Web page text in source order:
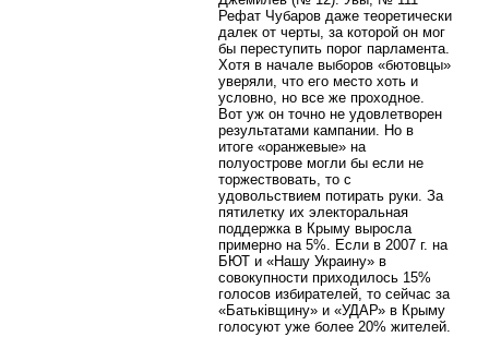
Рефат Чубаров даже теоретически
далек от черты, за которой он мог
бы переступить порог парламента.
Хотя в начале выборов «бютовцы»
уверяли, что его место хоть и
условно, но все же проходное.
Вот уж он точно не удовлетворен
результатами кампании. Но в
итоге «оранжевые» на
полуострове могли бы если не
торжествовать, то с
удовольствием потирать руки. За
пятилетку их электоральная
поддержка в Крыму выросла
примерно на 5%. Если в 2007 г. на
БЮТ и «Нашу Украину» в
совокупности приходилось 15%
голосов избирателей, то сейчас за
«Батьківщину» и «УДАР» в Крыму
голосуют уже более 20% жителей.